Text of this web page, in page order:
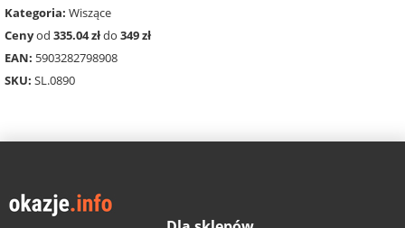
Kategoria: Wiszące
Cenyod 335.04 złdo 349 zł
EAN: 5903282798908
SKU: SL.0890